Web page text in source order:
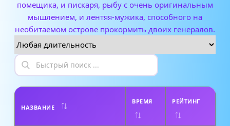
помещика, и пискаря, рыбу с очень оригинальным
мышлением, и лентяя-мужика, способного на
необитаемом острове прокормить двоих генералов.
НАЗВАНИЕ
ВРЕМЯ РЕЙТИНГ